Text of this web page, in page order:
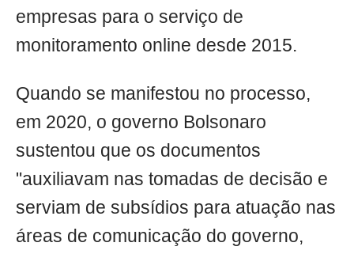
empresas para o serviço de
monitoramento online desde 2015.
Quando se manifestou no processo,
em 2020, o governo Bolsonaro
sustentou que os documentos
"auxiliavam nas tomadas de decisão e
serviam de subsídios para atuação nas
áreas de comunicação do governo,